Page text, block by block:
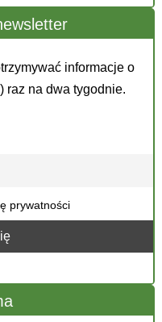
informacje o
raz na dwa tygodnie.
prywatności